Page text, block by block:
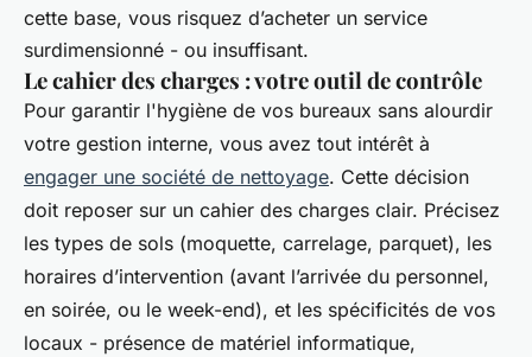
cette base, vous risquez d’acheter un service
surdimensionné - ou insuffisant.
Le cahier des charges : votre outil de contrôle
Pour garantir l'hygiène de vos bureaux sans alourdir
votre gestion interne, vous avez tout intérêt à
engager une société de nettoyage. Cette décision
doit reposer sur un cahier des charges clair. Précisez
les types de sols (moquette, carrelage, parquet), les
horaires d’intervention (avant l’arrivée du personnel,
en soirée, ou le week-end), et les spécificités de vos
locaux - présence de matériel informatique,